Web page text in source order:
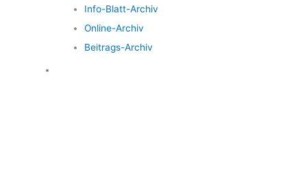
Info-Blatt-Archiv
Online-Archiv
Beitrags-Archiv